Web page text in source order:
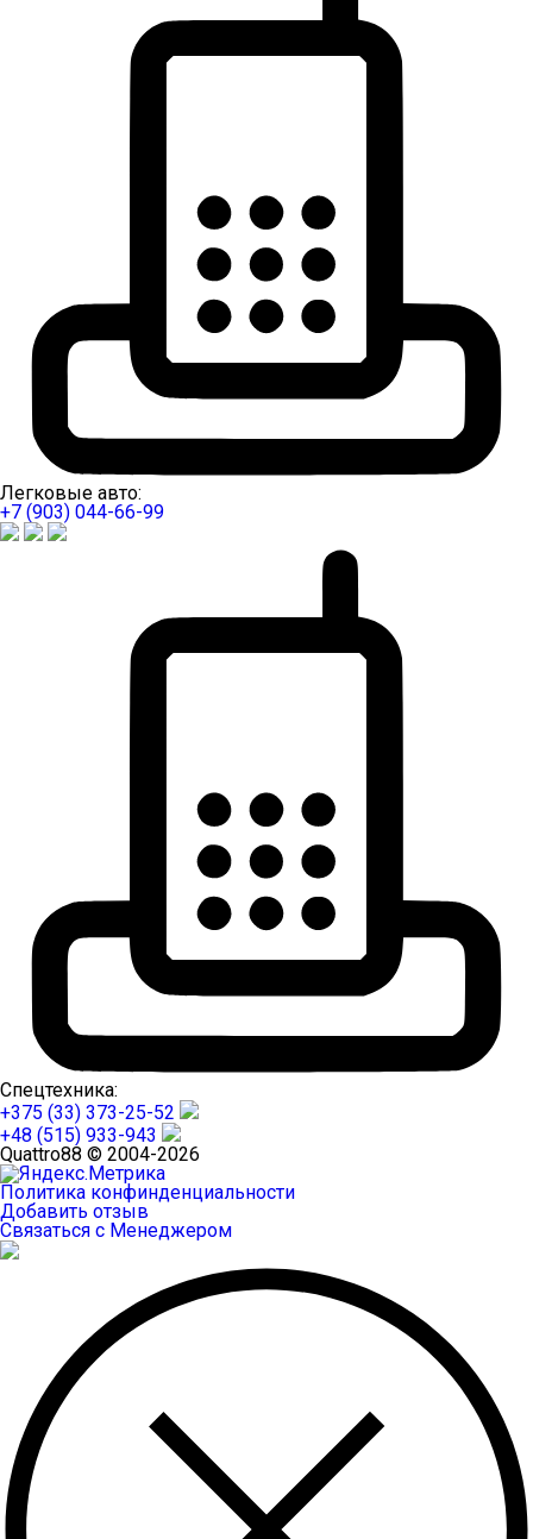
Легковые авто:
+7 (903) 044-66-99
Спецтехника:
+375 (33) 373-25-52
+48 (515) 933-943
Quattro88 © 2004-2026
Политика конфинденциальности
Добавить отзыв
Связаться с Менеджером